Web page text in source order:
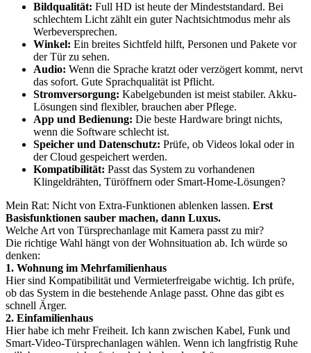
Bildqualität: Full HD ist heute der Mindeststandard. Bei
schlechtem Licht zählt ein guter Nachtsichtmodus mehr als
Werbeversprechen.
Winkel: Ein breites Sichtfeld hilft, Personen und Pakete vor
der Tür zu sehen.
Audio: Wenn die Sprache kratzt oder verzögert kommt, nervt
das sofort. Gute Sprachqualität ist Pflicht.
Stromversorgung: Kabelgebunden ist meist stabiler. Akku-
Lösungen sind flexibler, brauchen aber Pflege.
App und Bedienung: Die beste Hardware bringt nichts,
wenn die Software schlecht ist.
Speicher und Datenschutz: Prüfe, ob Videos lokal oder in
der Cloud gespeichert werden.
Kompatibilität: Passt das System zu vorhandenen
Klingeldrähten, Türöffnern oder Smart-Home-Lösungen?
Mein Rat: Nicht von Extra-Funktionen ablenken lassen. Erst
Basisfunktionen sauber machen, dann Luxus.
Welche Art von Türsprechanlage mit Kamera passt zu mir?
Die richtige Wahl hängt von der Wohnsituation ab. Ich würde so
denken:
1. Wohnung im Mehrfamilienhaus
Hier sind Kompatibilität und Vermieterfreigabe wichtig. Ich prüfe,
ob das System in die bestehende Anlage passt. Ohne das gibt es
schnell Ärger.
2. Einfamilienhaus
Hier habe ich mehr Freiheit. Ich kann zwischen Kabel, Funk und
Smart-Video-Türsprechanlagen wählen. Wenn ich langfristig Ruhe